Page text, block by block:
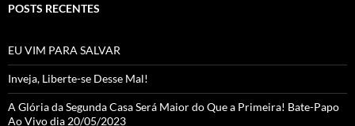
POSTS RECENTES
EU VIM PARA SALVAR
Inveja, Liberte-se Desse Mal!
A Glória da Segunda Casa Será Maior do Que a Primeira! Bate-Papo
Ao Vivo dia 20/05/2023